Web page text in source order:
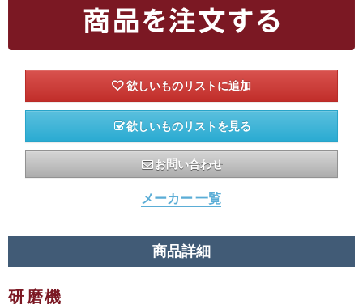
欲しいものリストを見る
お問い合わせ
メーカー 一覧
商品詳細
研磨機